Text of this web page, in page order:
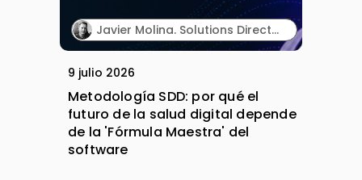
Javier Molina. Solutions Director. Sngular.
9 julio 2026
Metodología SDD: por qué el
futuro de la salud digital depende
de la 'Fórmula Maestra' del
software